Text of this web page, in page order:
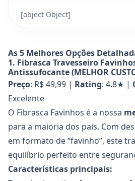
[object Object]
As 5 Melhores Opções
1. Fibrasca Travesseiro
Antissufocante (MELHOR
Preço: R$ 49,99 | Rating: 4.8★ |
Excelente
O Fibrasca Favinhos é a nossa
para a maioria dos pais. Com
em formato de “favinho”, este
equilíbrio perfeito entre
Características principais: